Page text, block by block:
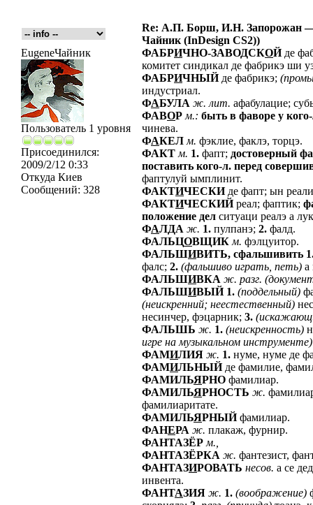
Re: А.П. Борш, И.Н. Запорожан —
Чайник (InDesign CS2))
EugeneЧайник
Пользователь 1 уровня
Присоединился:
2009/2/12 0:33
Откуда Киев
Сообщений: 328
ФАБРИЧНО-ЗАВОДСКОЙде
комитет синдикал де фабрикэ ши
ФАБРИЧНЫЙде фабрикэ;
индустриал.
ФАБУЛА ж. лит. афабулацие;
ФАВОР м.: быть в фаворе у
чинева.
ФАКЕЛ м. фэклие, факлэ, торцэ.
ФАКТ м. 1. фапт; достоверный
поставить кого-л. перед
фаптулуй ымплинит.
ФАКТИЧЕСКИде фапт; ын
ФАКТИЧЕСКИЙреал; фаптик;
положение дел ситуаци реалэ а
ФАЛДА ж. 1. пулпанэ; 2. фалд.
ФАЛЬЦОВЩИК м. фэлцуитор.
ФАЛЬШИВИТЬ, сфальшивить
фалс; 2. (фальшиво играть, петь) а
ФАЛЬШИВКА ж. разг.
ФАЛЬШИВЫЙ 1. (поддельный)
(неискренний; неестественный)
несинчер, фэцарник; 3.
ФАЛЬШЬ ж. 1. (неискренность)
игре на музыкальном инструменте)
ФАМИЛИЯ ж. 1. нуме, нуме де
ФАМИЛЬНЫЙде фамилие,
ФАМИЛЬЯРНО фамилиар.
ФАМИЛЬЯРНОСТЬ ж.
фамилиаритате.
ФАМИЛЬЯРНЫЙфамилиар.
ФАНЕРА ж. плакаж, фурнир.
ФАНТАЗЁР м.,
ФАНТАЗЁРКА ж. фантезист,
ФАНТАЗИРОВАТЬ несов. а се
инвента.
ФАНТАЗИЯ ж. 1. (воображение)